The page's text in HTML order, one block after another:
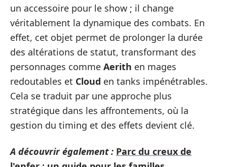
un accessoire pour le show ; il change
véritablement la dynamique des combats. En
effet, cet objet permet de prolonger la durée
des altérations de statut, transformant des
personnages comme Aerith en mages
redoutables et Cloud en tanks impénétrables.
Cela se traduit par une approche plus
stratégique dans les affrontements, où la
gestion du timing et des effets devient clé.
A découvrir également : Parc du creux de